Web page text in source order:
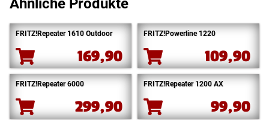
FRITZ!Repeater 1610 Outdoor
169,90
FRITZ!Powerline 1220
109,90
FRITZ!Repeater 6000
299,90
FRITZ!Repeater 1200 AX
99,90